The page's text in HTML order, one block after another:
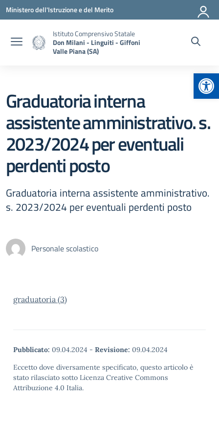
Vai ai contenuti
Vai al menu di navigazione
Vai al footer
Ministero dell'Istruzione e del Merito
Istituto Comprensivo Statale
Don Milani - Linguiti - Giffoni
Valle Piana (SA)
Graduatoria interna
assistente amministrativo. s.
2023/2024 per eventuali
perdenti posto
Graduatoria interna assistente amministrativo.
s. 2023/2024 per eventuali perdenti posto
Personale scolastico
graduatoria (3)
Pubblicato: 09.04.2024 - Revisione: 09.04.2024
Eccetto dove diversamente specificato, questo articolo è
stato rilasciato sotto Licenza Creative Commons
Attribuzione 4.0 Italia.